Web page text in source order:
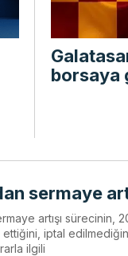
borsaya
sermaye
artışı sürecinin,
iptal
ilgili